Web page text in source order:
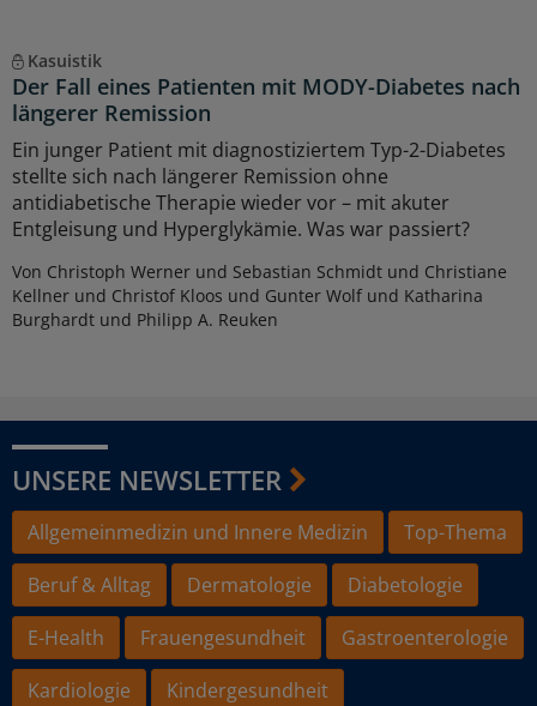
Kasuistik
Der Fall eines Patienten mit MODY-Diabetes nach
längerer Remission
Ein junger Patient mit diagnostiziertem Typ-2-Diabetes
stellte sich nach längerer Remission ohne
antidiabetische Therapie wieder vor – mit akuter
Entgleisung und Hyperglykämie. Was war passiert?
Von Christoph Werner und Sebastian Schmidt und Christiane
Kellner und Christof Kloos und Gunter Wolf und Katharina
Burghardt und Philipp A. Reuken
UNSERE NEWSLETTER
Allgemeinmedizin und Innere Medizin
Top-Thema
Beruf & Alltag
Dermatologie
Diabetologie
E-Health
Frauengesundheit
Gastroenterologie
Kardiologie
Kindergesundheit